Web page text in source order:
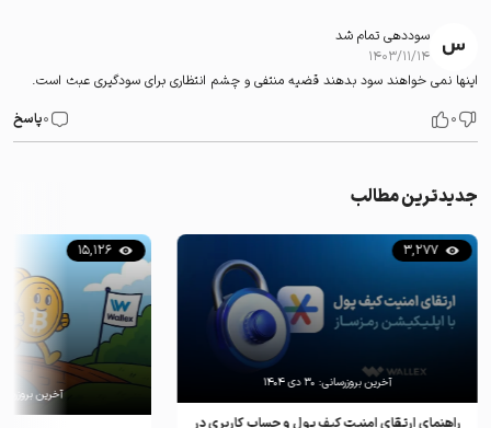
سوددهی تمام شد
۱۴۰۳/۱۱/۱۴
اینها نمی خواهند سود بدهند قضیه منتفی و چشم انتظاری برای سودگیری عبث است.
0
0پاسخ
جدیدترین مطالب
راهنمای ارتقای امنیت کیف پول و حساب کاربری در
3,277
آخرین بروزرسانی: ۳۰ دی ۱۴۰۴
15,126
آخرین